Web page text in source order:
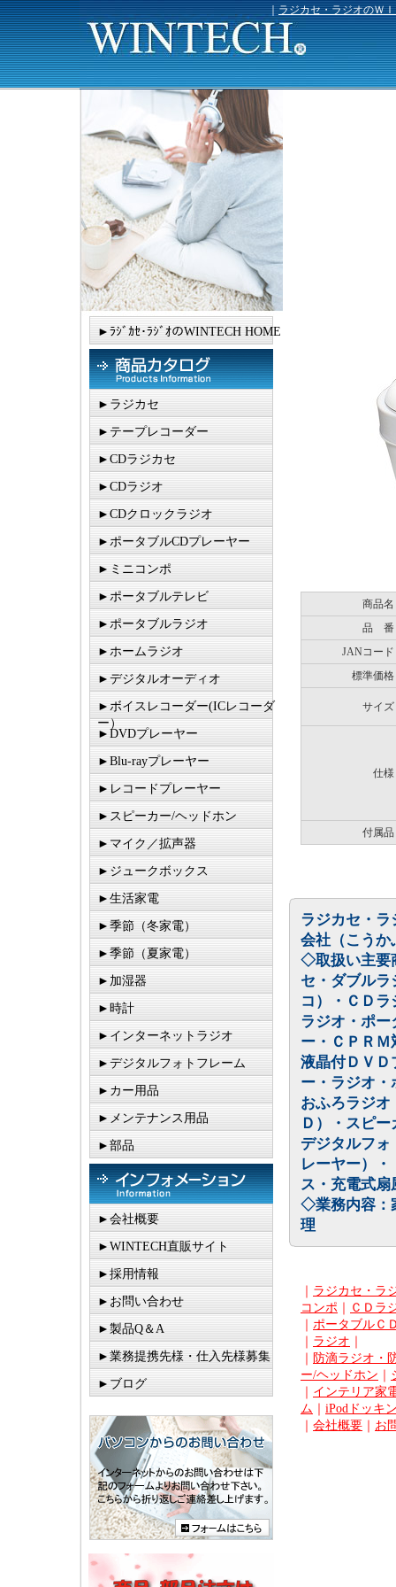
｜ラジカセ・ラジオのＷ
►ﾗｼﾞｶｾ･ﾗｼﾞｵのWINTECH HOME
►ラジカセ
►テープレコーダー
►CDラジカセ
►CDラジオ
►CDクロックラジオ
►ポータブルCDプレーヤー
►ミニコンポ
►ポータブルテレビ
►ポータブルラジオ
►ホームラジオ
►デジタルオーディオ
►ボイスレコーダー(ICレコーダ
ー）
►DVDプレーヤー
►Blu-rayプレーヤー
►レコードプレーヤー
►スピーカー/ヘッドホン
►マイク／拡声器
►ジュークボックス
►生活家電
►季節（冬家電）
►季節（夏家電）
►加湿器
►時計
►インターネットラジオ
►デジタルフォトフレーム
►カー用品
►メンテナンス用品
►部品
►会社概要
►WINTECH直販サイト
►採用情報
►お問い合わせ
►製品Q＆A
►業務提携先様・仕入先様募集
►ブログ
商品名
品 番
JANコード
標準価格
サイズ
仕様
付属品
ラジカセ・ラ
会社（こうか
◇取扱い主要
セ・ダブル
コ）・ＣＤ
ラジオ・ポ
ー・ＣＰＲ
液晶付ＤＶＤ
ー・ラジオ
おふろラジ
Ｄ）・スピ
デジタルフ
レーヤー）
ス・充電式
◇業務内容
理
｜ ラジカセ・ラ
コンポ ｜ ＣＤラ
｜ ポータブルＣ
｜ ラジオ ｜
｜ 防滴ラジオ・
ー/ヘッドホン ｜
｜ インテリア家
ム ｜ iPodドッキ
｜ 会社概要 ｜ お